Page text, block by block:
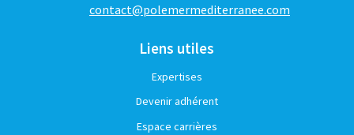
contact@polemermediterranee.com
Liens utiles
Expertises
Devenir adhérent
Espace carrières